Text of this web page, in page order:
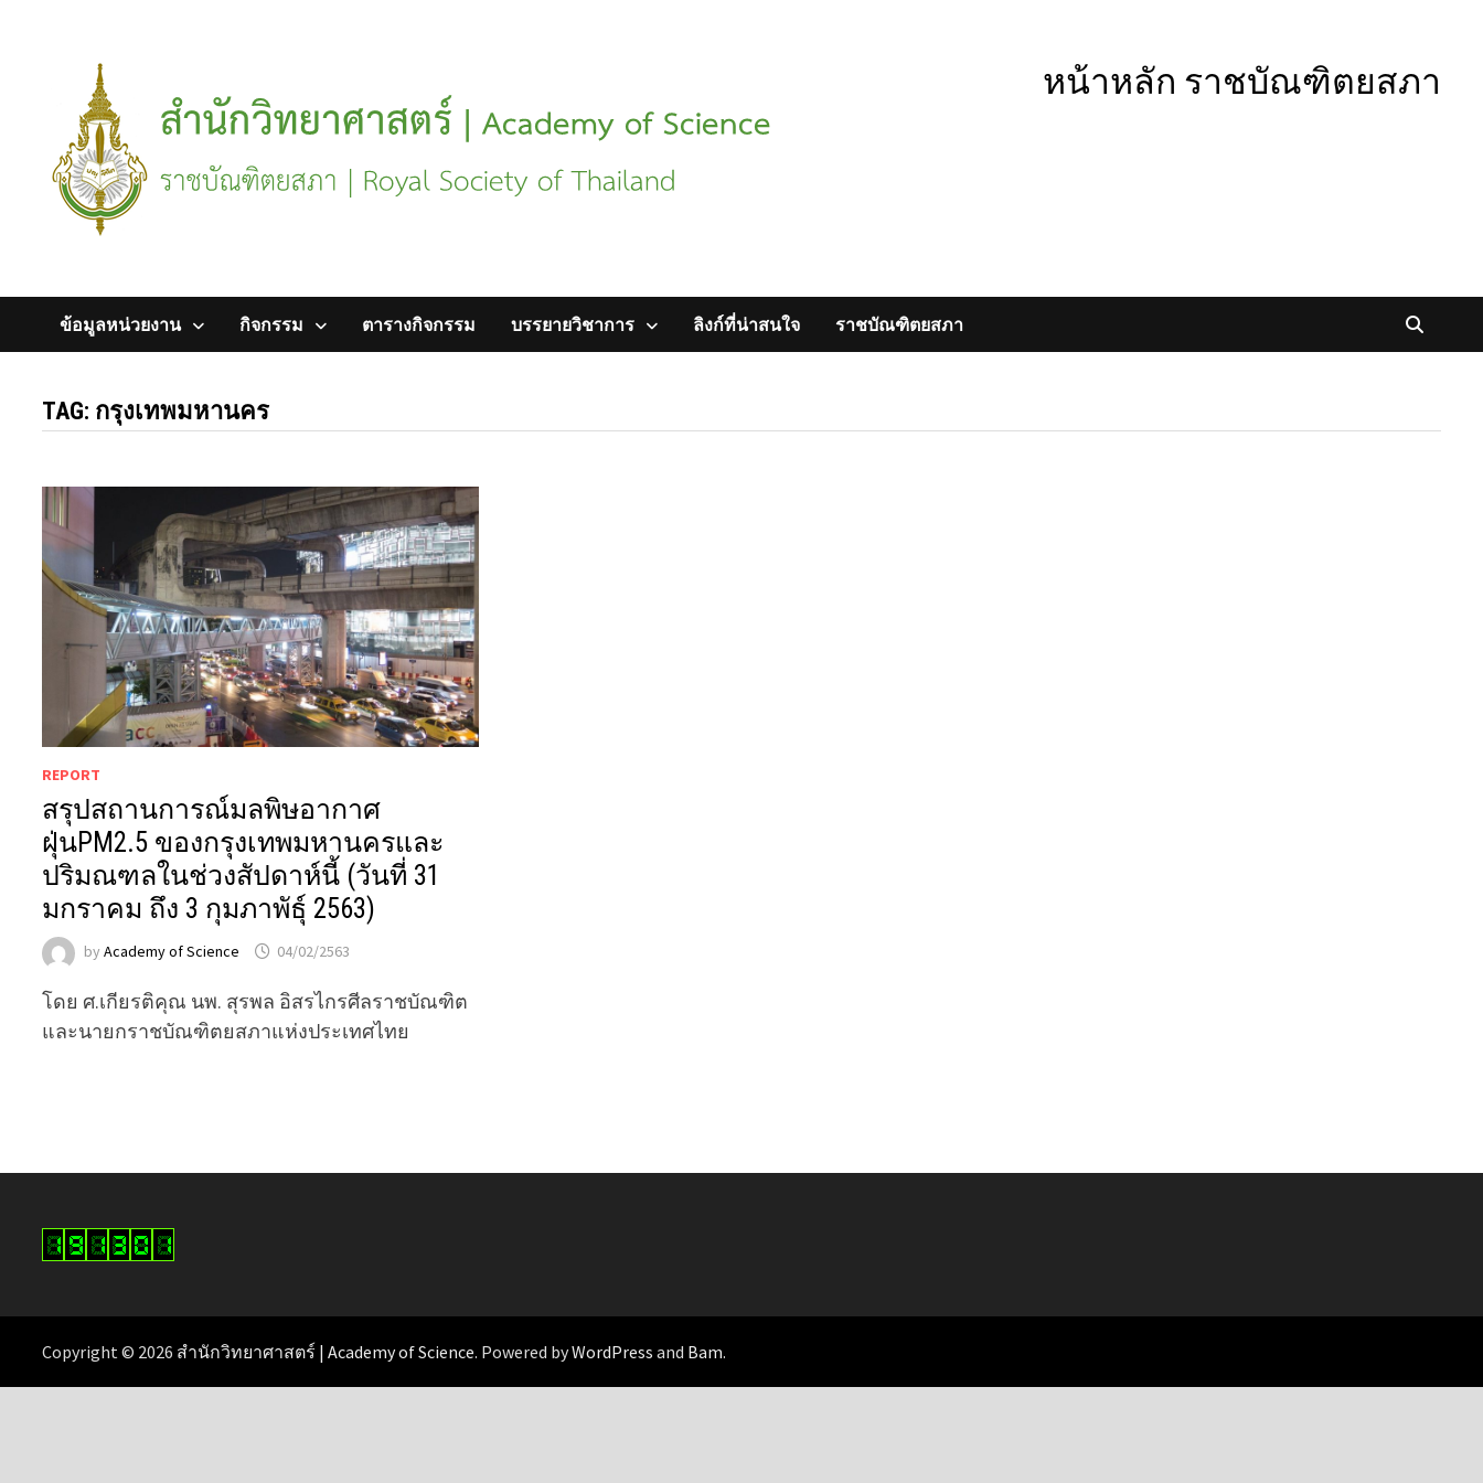
หน้าหลัก ราชบัณฑิตยสภา
ข้อมูลหน่วยงาน กิจกรรม ตารางกิจกรรม บรรยายวิชาการ ลิงก์ที่น่าสนใจ ราชบัณฑิตยสภา
TAG: กรุงเทพมหานคร
REPORT
สรุปสถานการณ์มลพิษอากาศ
ฝุ่นPM2.5 ของกรุงเทพมหานครและ
ปริมณฑลในช่วงสัปดาห์นี้ (วันที่ 31
มกราคม ถึง 3 กุมภาพัธ์ุ 2563)
byAcademy of Science 04/02/2563
โดย ศ.เกียรติคุณ นพ. สุรพล อิสรไกรศีลราชบัณฑิต
และนายกราชบัณฑิตยสภาแห่งประเทศไทย
Copyright © 2026 สำนักวิทยาศาสตร์ | Academy of Science. Powered byWordPress and Bam.